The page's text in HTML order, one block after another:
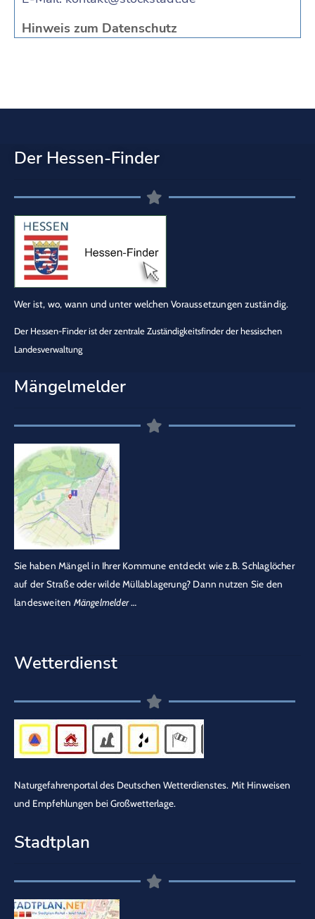
Hinweis zum Datenschutz
Der Hessen-Finder
Wer ist, wo, wann und unter welchen Voraussetzungen zuständig.
Der Hessen-Finder ist der zentrale Zuständigkeitsfinder der hessischen
Landesverwaltung
Mängelmelder
Sie haben Mängel in Ihrer Kommune entdeckt wie z.B. Schlaglöcher
auf der Straße oder wilde Müllablagerung? Dann nutzen Sie den
landesweiten Mängelmelder…
Wetterdienst
Naturgefahrenportal des Deutschen Wetterdienstes. Mit Hinweisen
und Empfehlungen bei Großwetterlage.
Stadtplan